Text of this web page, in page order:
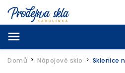
Domů / Nápojové sklo / Sklenice